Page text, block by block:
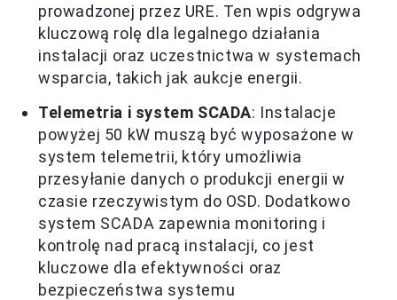
prowadzonej przez URE. Ten wpis odgrywa
kluczową rolę dla legalnego działania
instalacji oraz uczestnictwa w systemach
wsparcia, takich jak aukcje energii.
Telemetria i system SCADA: Instalacje
powyżej 50 kW muszą być wyposażone w
system telemetrii, który umożliwia
przesyłanie danych o produkcji energii w
czasie rzeczywistym do OSD. Dodatkowo
system SCADA zapewnia monitoring i
kontrolę nad pracą instalacji, co jest
kluczowe dla efektywności oraz
bezpieczeństwa systemu